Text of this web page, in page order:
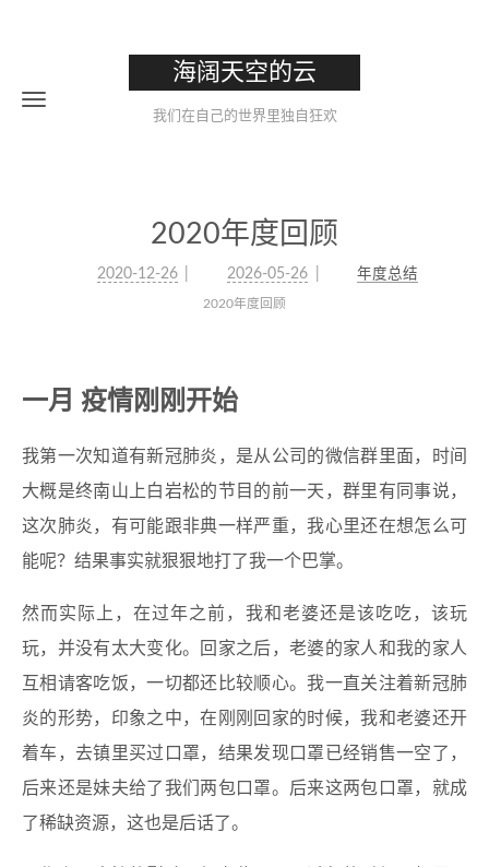
海阔天空的云
我们在自己的世界里独自狂欢
2020年度回顾
2020-12-26 2026-05-26 年度总结
2020年度回顾
一月 疫情刚刚开始
我第一次知道有新冠肺炎，是从公司的微信群里面，时间
大概是终南山上白岩松的节目的前一天，群里有同事说，
这次肺炎，有可能跟非典一样严重，我心里还在想怎么可
能呢？结果事实就狠狠地打了我一个巴掌。
然而实际上，在过年之前，我和老婆还是该吃吃，该玩
玩，并没有太大变化。回家之后，老婆的家人和我的家人
互相请客吃饭，一切都还比较顺心。我一直关注着新冠肺
炎的形势，印象之中，在刚刚回家的时候，我和老婆还开
着车，去镇里买过口罩，结果发现口罩已经销售一空了，
后来还是妹夫给了我们两包口罩。后来这两包口罩，就成
了稀缺资源，这也是后话了。